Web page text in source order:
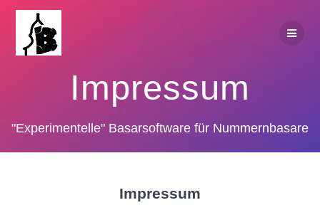
Impressum
"Experimentelle" Basarsoftware für Nummernbasare
Impressum